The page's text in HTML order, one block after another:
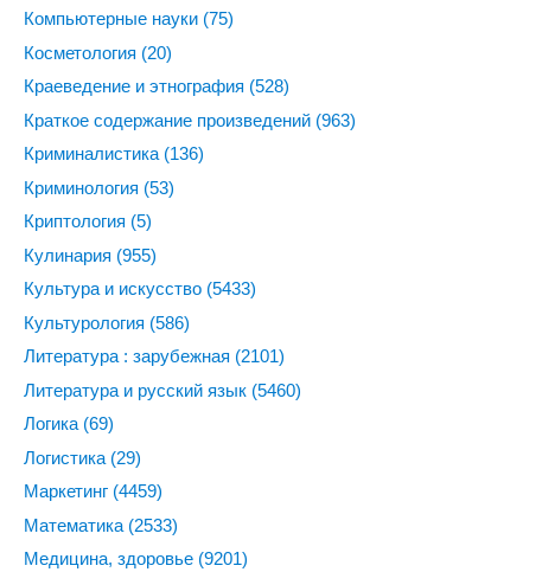
Компьютерные науки (75)
Косметология (20)
Краеведение и этнография (528)
Краткое содержание произведений (963)
Криминалистика (136)
Криминология (53)
Криптология (5)
Кулинария (955)
Культура и искусство (5433)
Культурология (586)
Литература : зарубежная (2101)
Литература и русский язык (5460)
Логика (69)
Логистика (29)
Маркетинг (4459)
Математика (2533)
Медицина, здоровье (9201)